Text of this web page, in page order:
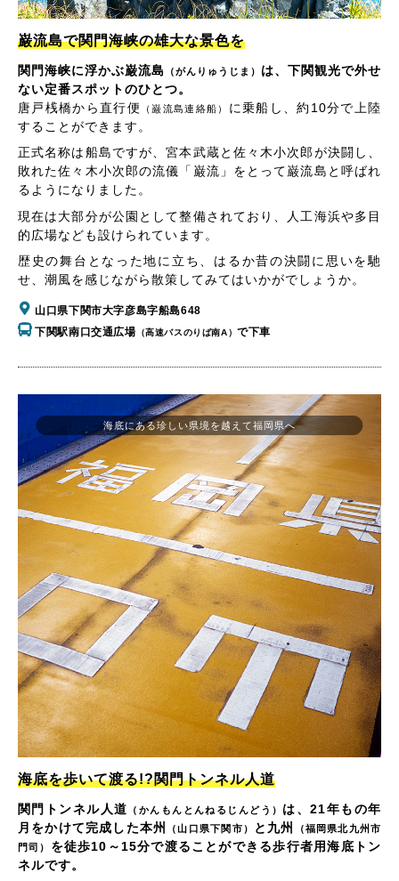
巌流島で関門海峡の雄大な景色を
関門海峡に浮かぶ巌流島 （がんりゅうじま） は、下関観光で外せ
ない定番スポットのひとつ。
唐戸桟橋から直行便
（巌流島連絡船）
に乗船し、約10分で上陸
することができます。
正式名称は船島ですが、宮本武蔵と佐々木小次郎が決闘し、
敗れた佐々木小次郎の流儀「巌流」をとって巌流島と呼ばれ
るようになりました。
現在は大部分が公園として整備されており、人工海浜や多目
的広場なども設けられています。
歴史の舞台となった地に立ち、はるか昔の決闘に思いを馳
せ、潮風を感じながら散策してみてはいかがでしょうか。
山口県下関市大字彦島字船島648
下関駅南口交通広場 （高速バスのりば南A）で下車
海底を歩いて渡る!?関門トンネル人道
関門トンネル人道 （かんもんとんねるじんどう） は、21年もの年
月をかけて完成した本州
（山口県下関市） と九州
（福岡県北九州市
門司）
を徒歩10～15分で渡ることができる歩行者用海底トン
ネルです。
海底にある珍しい県境を越えて福岡県へ